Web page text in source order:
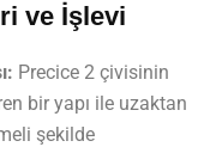
ve İşlevi
Precice 2 çivisinin
bir yapı ile uzaktan
şekilde